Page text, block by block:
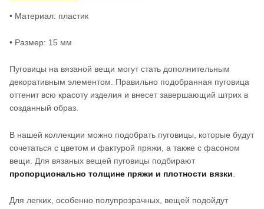
• Материал: пластик
• Размер: 15 мм
Пуговицы на вязаной вещи могут стать дополнительным
декоративным элементом. Правильно подобранная пуговица
оттенит всю красоту изделия и внесет завершающий штрих в
созданный образ.
В нашей коллекции можно подобрать пуговицы, которые будут
сочетаться с цветом и фактурой пряжи, а также с фасоном
вещи. Для вязаных вещей пуговицы подбирают
пропорционально толщине пряжи и плотности вязки
Для легких, особенно полупрозрачных, вещей подойдут